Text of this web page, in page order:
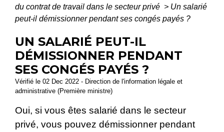
du contrat de travail dans le secteur privé > Un salarié
peut-il démissionner pendant ses congés payés ?
UN SALARIÉ PEUT-IL
DÉMISSIONNER PENDANT
SES CONGÉS PAYÉS ?
Vérifié le 02 Dec 2022 - Direction de l'information légale et
administrative (Première ministre)
Oui, si vous êtes salarié dans le secteur
privé, vous pouvez démissionner pendant